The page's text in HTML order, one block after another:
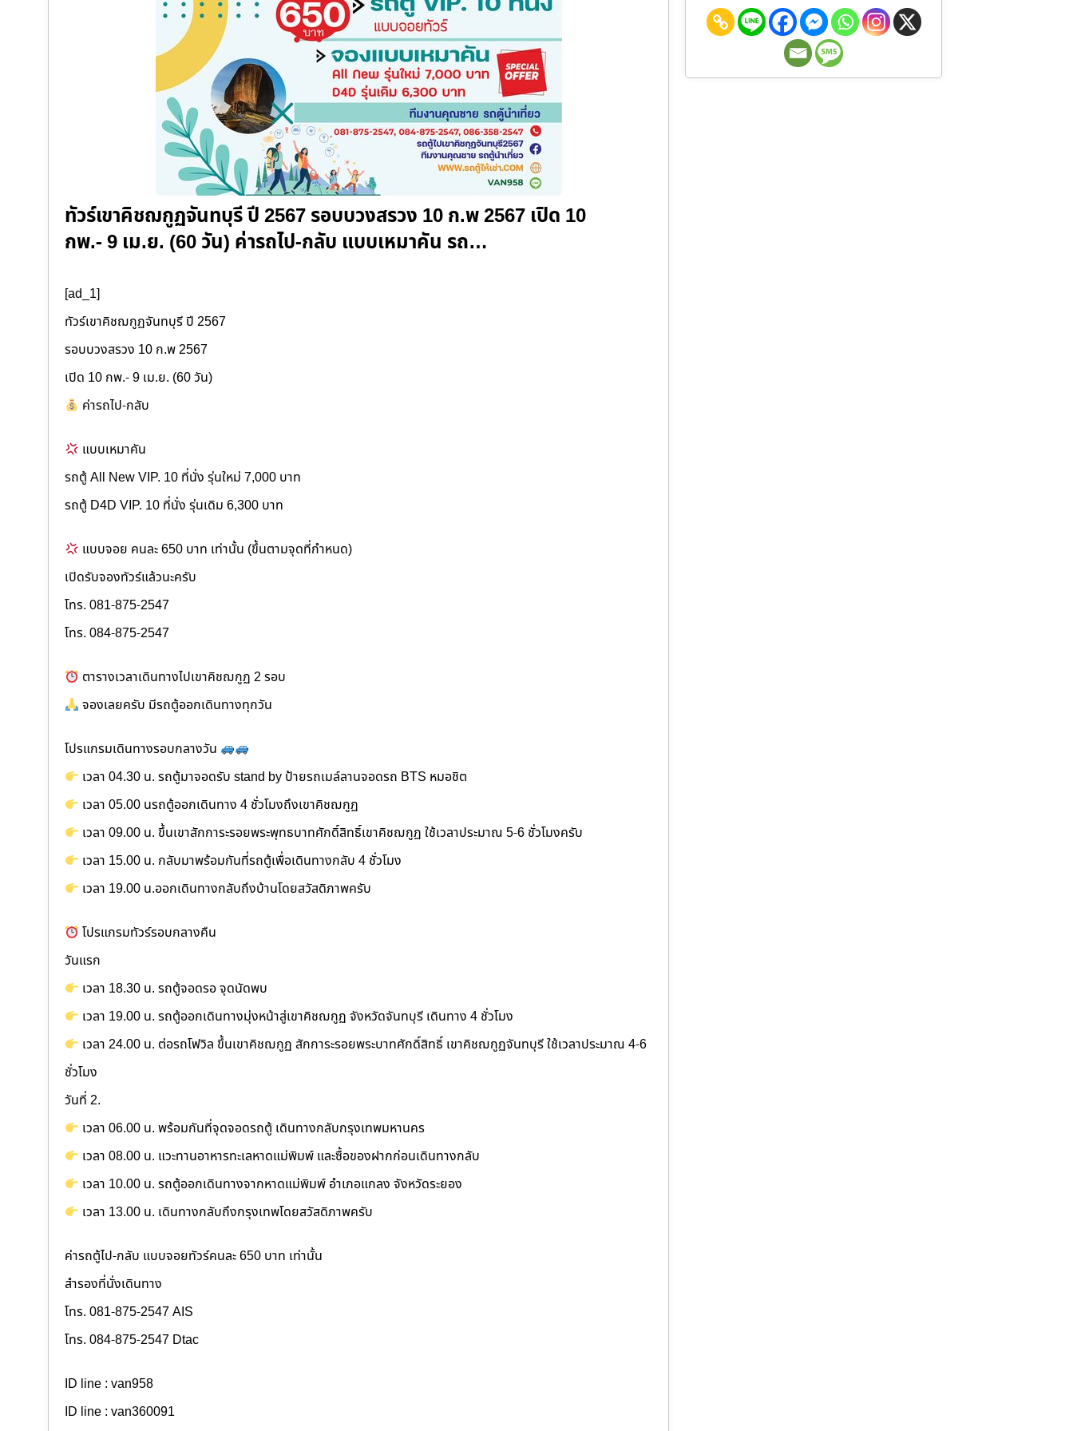
ทัวร์เขาคิชฌกูฏจันทบุรี ปี 2567 รอบบวงสรวง 10 ก.พ 2567 เปิด 10
กพ.- 9 เม.ย. (60 วัน) ค่ารถไป-กลับ แบบเหมาคัน รถ…
[ad_1]
ทัวร์เขาคิชฌกูฏจันทบุรี ปี 2567
รอบบวงสรวง 10 ก.พ 2567
เปิด 10 กพ.- 9 เม.ย. (60 วัน)
ค่ารถไป-กลับ
แบบเหมาคัน
รถตู้ All New VIP. 10 ที่นั่ง รุ่นใหม่ 7,000 บาท
รถตู้ D4D VIP. 10 ที่นั่ง รุ่นเดิม 6,300 บาท
แบบจอย คนละ 650 บาท เท่านั้น (ขึ้นตามจุดที่กำหนด)
เปิดรับจองทัวร์แล้วนะครับ
โทร. 081-875-2547
โทร. 084-875-2547
ตารางเวลาเดินทางไปเขาคิชฌกูฏ 2 รอบ
จองเลยครับ มีรถตู้ออกเดินทางทุกวัน
โปรแกรมเดินทางรอบกลางวัน
เวลา 04.30 น. รถตู้มาจอดรับ stand by ป้ายรถเมล์ลานจอดรถ BTS หมอชิต
เวลา 05.00 นรถตู้ออกเดินทาง 4 ชั่วโมงถึงเขาคิชฌกูฏ
เวลา 09.00 น. ขึ้นเขาสักการะรอยพระพุทธบาทศักดิ์สิทธิ์เขาคิชฌกูฏ ใช้เวลาประมาณ 5-6 ชั่วโมงครับ
เวลา 15.00 น. กลับมาพร้อมกันที่รถตู้เพื่อเดินทางกลับ 4 ชั่วโมง
เวลา 19.00 น.ออกเดินทางกลับถึงบ้านโดยสวัสดิภาพครับ
โปรแกรมทัวร์รอบกลางคืน
วันแรก
เวลา 18.30 น. รถตู้จอดรอ จุดนัดพบ
เวลา 19.00 น. รถตู้ออกเดินทางมุ่งหน้าสู่เขาคิชฌกูฏ จังหวัดจันทบุรี เดินทาง 4 ชั่วโมง
เวลา 24.00 น. ต่อรถโฟวิล ขึ้นเขาคิชฌกูฏ สักการะรอยพระบาทศักดิ์สิทธิ์ เขาคิชฌกูฏจันทบุรี ใช้เวลาประมาณ 4-6
ชั่วโมง
วันที่ 2.
เวลา 06.00 น. พร้อมกันที่จุดจอดรถตู้ เดินทางกลับกรุงเทพมหานคร
เวลา 08.00 น. แวะทานอาหารทะเลหาดแม่พิมพ์ และซื้อของฝากก่อนเดินทางกลับ
เวลา 10.00 น. รถตู้ออกเดินทางจากหาดแม่พิมพ์ อำเภอแกลง จังหวัดระยอง
เวลา 13.00 น. เดินทางกลับถึงกรุงเทพโดยสวัสดิภาพครับ
ค่ารถตู้ไป-กลับ แบบจอยทัวร์คนละ 650 บาท เท่านั้น
สำรองที่นั่งเดินทาง
โทร. 081-875-2547 AIS
โทร. 084-875-2547 Dtac
ID line : van958
ID line : van360091